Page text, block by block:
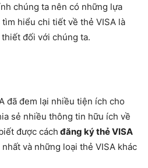
chúng ta nên có những lựa
hiểu chi tiết về thẻ VISA là
đối với chúng ta.
đã đem lại nhiều tiện ích cho
sẻ nhiều thông tin hữu ích về
được cách đăng ký thẻ VISA
và những loại thẻ VISA khác